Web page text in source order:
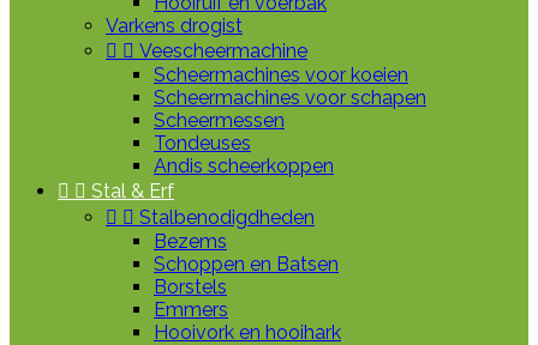
Varkens drogist
  Veescheermachine
Scheermachines voor koeien
Scheermachines voor schapen
Scheermessen
Tondeuses
Andis scheerkoppen
  Stal & Erf
  Stalbenodigdheden
Bezems
Schoppen en Batsen
Borstels
Emmers
Hooivork en hooihark